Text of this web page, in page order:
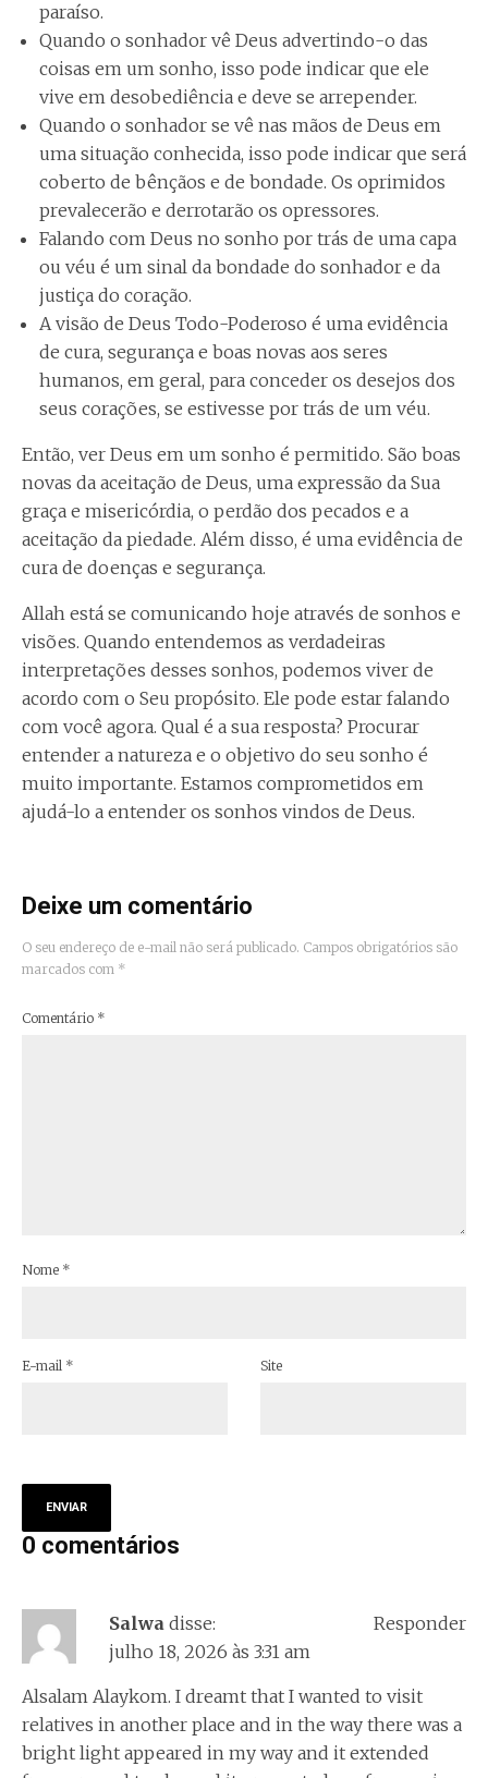
paraíso.
Quando o sonhador vê Deus advertindo-o das
coisas em um sonho, isso pode indicar que ele
vive em desobediência e deve se arrepender.
Quando o sonhador se vê nas mãos de Deus em
uma situação conhecida, isso pode indicar que será
coberto de bênçãos e de bondade. Os oprimidos
prevalecerão e derrotarão os opressores.
Falando com Deus no sonho por trás de uma capa
ou véu é um sinal da bondade do sonhador e da
justiça do coração.
A visão de Deus Todo-Poderoso é uma evidência
de cura, segurança e boas novas aos seres
humanos, em geral, para conceder os desejos dos
seus corações, se estivesse por trás de um véu.
Então, ver Deus em um sonho é permitido. São boas
novas da aceitação de Deus, uma expressão da Sua
graça e misericórdia, o perdão dos pecados e a
aceitação da piedade. Além disso, é uma evidência de
cura de doenças e segurança.
Allah está se comunicando hoje através de sonhos e
visões. Quando entendemos as verdadeiras
interpretações desses sonhos, podemos viver de
acordo com o Seu propósito. Ele pode estar falando
com você agora. Qual é a sua resposta? Procurar
entender a natureza e o objetivo do seu sonho é
muito importante. Estamos comprometidos em
ajudá-lo a entender os sonhos vindos de Deus.
Deixe um comentário
O seu endereço de e-mail não será publicado. Campos obrigatórios são
marcados com *
Comentário *
Nome *
E-mail * Site
0 comentários
Salwa disse:
julho 18, 2026 às 3:31 am
Alsalam Alaykom. I dreamt that I wanted to visit
relatives in another place and in the way there was a
bright light appeared in my way and it extended
Responder